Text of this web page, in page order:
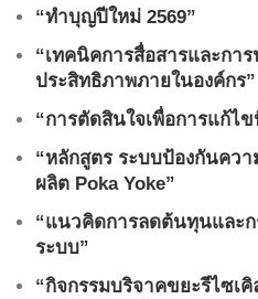
“ทำบุญปีใหม่ 2569”
“เทคนิคการสื่อสารและกา
ประสิทธิภาพภายในองค์กร”
“การตัดสินใจเพื่อการแก้ไ
“หลักสูตร ระบบป้องกันคว
ผลิต Poka Yoke”
“แนวคิดการลดต้นทุนและก
ระบบ”
“กิจกรรมบริจาคขยะรีไซเ